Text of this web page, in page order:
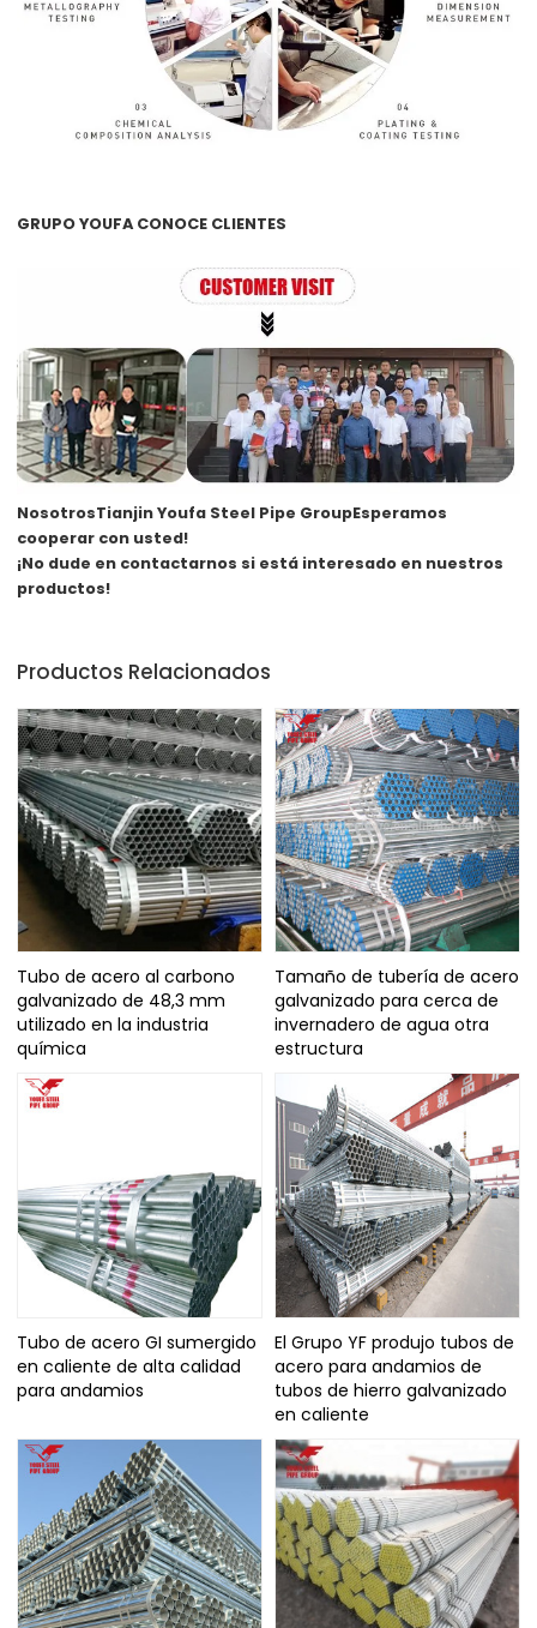
GRUPO YOUFA CONOCE CLIENTES
NosotrosTianjin Youfa Steel Pipe GroupEsperamos
cooperar con usted!
¡No dude en contactarnos si está interesado en nuestros
productos!
Productos Relacionados
Tubo de acero al carbono
galvanizado de 48,3 mm
utilizado en la industria
química
Tamaño de tubería de acero
galvanizado para cerca de
invernadero de agua otra
estructura
Tubo de acero GI sumergido
en caliente de alta calidad
para andamios
El Grupo YF produjo tubos de
acero para andamios de
tubos de hierro galvanizado
en caliente